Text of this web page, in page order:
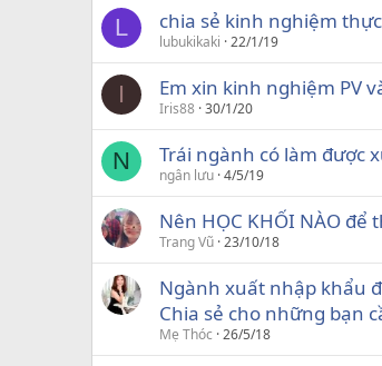
L chia sẻ kinh nghiệm
lubukikaki 22/1/19
I Em xin kinh nghiệm PV
Iris88 30/1/20
N Trái ngành có làm được
ngân lưu 4/5/19
Nên HỌC KHỐI NÀO để
Trang Vũ 23/10/18
Ngành xuất nhập khẩu
Chia sẻ cho những bạn
Mẹ Thóc 26/5/18